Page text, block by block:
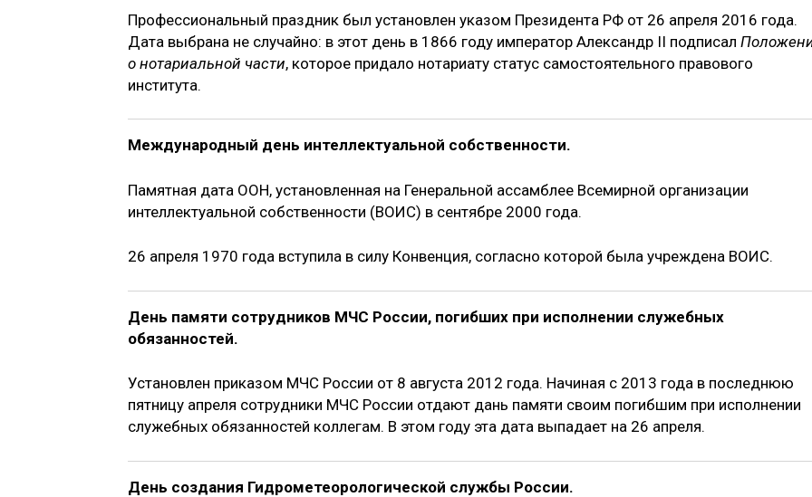
Профессиональный праздник был установлен указом Президента РФ от 26 апреля 2016 года.
Дата выбрана не случайно: в этот день в 1866 году император Александр II подписал
о нотариальной части, которое придало нотариату статус самостоятельного правового
института.
Международный день интеллектуальной собственности.
Памятная дата ООН, установленная на Генеральной ассамблее Всемирной организации
интеллектуальной собственности (ВОИС) в сентябре 2000 года.
26 апреля 1970 года вступила в силу Конвенция, согласно которой была учреждена ВОИС.
День памяти сотрудников МЧС России, погибших при исполнении служебных
обязанностей.
Установлен приказом МЧС России от 8 августа 2012 года. Начиная с 2013 года в последнюю
пятницу апреля сотрудники МЧС России отдают дань памяти своим погибшим при исполнении
служебных обязанностей коллегам. В этом году эта дата выпадает на 26 апреля.
День создания Гидрометеорологической службы России.